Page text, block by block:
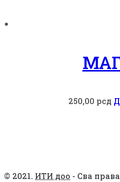
250,00 рсд
© 2021. ИТИ доо - Сва